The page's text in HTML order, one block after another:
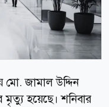
মো. জামাল উদ্দিন
মৃত্যু হয়েছে। শনিবার